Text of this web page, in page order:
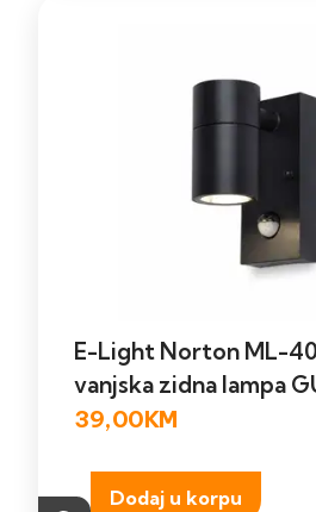
E-Light Norton ML-
vanjska zidna lampa
39,00KM
Dodaj u korpu